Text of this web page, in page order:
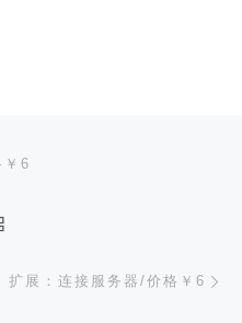
6
扩展：连接服务器/价格￥6